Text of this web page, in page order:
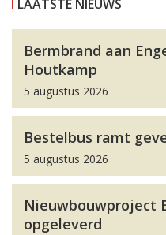
LAATSTE NIEUWS
Bermbrand aan
Houtkamp
5 augustus 2026
Bestelbus ramt
5 augustus 2026
Nieuwbouwproject
opgeleverd